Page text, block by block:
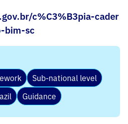
c%C3%B3pia-cader
bim-sc
Sub-national level
Guidance